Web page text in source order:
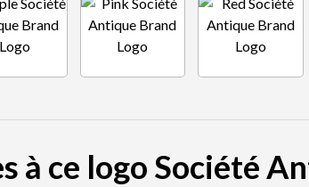
à ce logo Société